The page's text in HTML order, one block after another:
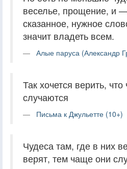
веселье, прощение, и
сказанное, нужное
значит владеть всем.
Алые паруса (Александр
Так хочется верить,
случаются
Письма к Джульетте (10+)
Чудеса там, где в них
верят, тем чаще они